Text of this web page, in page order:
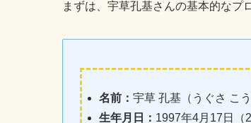
名前： 宇草 孔基（うぐさ こう
生年月日：
1997年4月17日（